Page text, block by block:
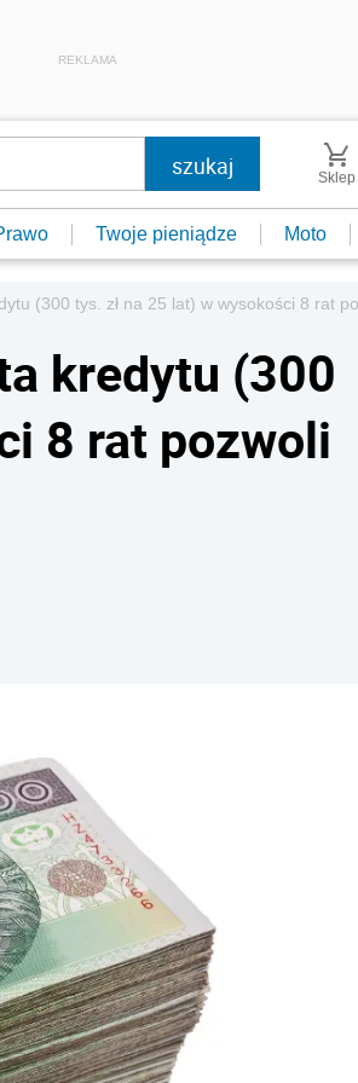
REKLAMA
Sklep
Twoje pieniądze Moto
(300 tys. zł na 25 lat) w wysokości 8 rat
kredytu (300
8 rat pozwoli